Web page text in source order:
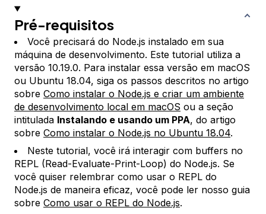
Pré-requisitos
Você precisará do Node.js instalado em sua
máquina de desenvolvimento. Este tutorial utiliza a
versão 10.19.0. Para instalar essa versão em macOS
ou Ubuntu 18.04, siga os passos descritos no artigo
sobre Como instalar o Node.js e criar um ambiente
de desenvolvimento local em macOS ou a seção
intitulada Instalando e usando um PPA, do artigo
sobre Como instalar o Node.js no Ubuntu 18.04.
Neste tutorial, você irá interagir com buffers no
REPL (Read-Evaluate-Print-Loop) do Node.js. Se
você quiser relembrar como usar o REPL do
Node.js de maneira eficaz, você pode ler nosso guia
sobre Como usar o REPL do Node.js.